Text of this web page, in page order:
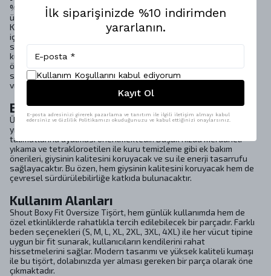
%100 pamuk ve birinci sınıf kaliteli penye kumaş kullanılarak
üretilen bu tişört, yumuşak, esnek ve son derece rahattır.
Kullanılan materyaller, insan sağlığına zararlı hiçbir madde
içermediğini belgeleyen uluslararası OEKO-TEX® sertifikasına
sahiptir. Ayrıca, tasarım sürecinde hayvansal materyal
kullanılmamıştır, bu da çevre dostu bir tercih sunmaktadır. Bu
özellikler, tişörtün sadece estetik değil, aynı zamanda kullanıcı
sağlığı ve çevre açısından da güvenli bir seçenek olduğunu
vurgulamaktadır.
Bakım Talimatları
Ürünün uzun ömürlü olmasını sağlamak için, 30ºC’de hassas
yıkama, beyazlatıcı kullanmama ve 110ºC’de ütüleme gibi bakım
talimatlarına uyulması önerilmektedir. Düşük hızda merdaneli
yıkama ve tetrakloroetilen ile kuru temizleme gibi ek bakım
önerileri, giysinin kalitesini koruyacak ve su ile enerji tasarrufu
sağlayacaktır. Bu özen, hem giysinin kalitesini koruyacak hem de
çevresel sürdürülebilirliğe katkıda bulunacaktır.
Kullanım Alanları
Shout Boxy Fit Oversize Tişört, hem günlük kullanımda hem de
özel etkinliklerde rahatlıkla tercih edilebilecek bir parçadır. Farklı
beden seçenekleri (S, M, L, XL, 2XL, 3XL, 4XL) ile her vücut tipine
uygun bir fit sunarak, kullanıcıların kendilerini rahat
hissetmelerini sağlar. Modern tasarımı ve yüksek kaliteli kumaşı
ile bu tişört, dolabınızda yer alması gereken bir parça olarak öne
çıkmaktadır.
İlk siparişinizde %10 indirimden
yararlanın.
Kullanım Koşullarını kabul ediyorum
Kayıt Ol
E-posta adresinizi girerek pazarlama ve tanıtım ile ilgili iletişim almayı kabul
edersiniz ve Gizlilik Politikamızı okuduğunuzu ve kabul ettiğinizi onaylarsınız.